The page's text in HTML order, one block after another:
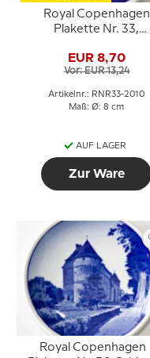
Royal Copenhagen
Plakette Nr. 33,
EUR 8,70
Vor: EUR 13,24
Artikelnr.: RNR33-2010
Maß: Ø: 8 cm
AUF LAGER
Zur Ware
Royal Copenhagen